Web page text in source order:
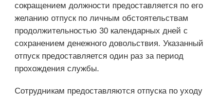
сокращением должности предоставляется по его
желанию отпуск по личным обстоятельствам
продолжительностью 30 календарных дней с
сохранением денежного довольствия. Указанный
отпуск предоставляется один раз за период
прохождения службы.
Сотрудникам предоставляются отпуска по уходу